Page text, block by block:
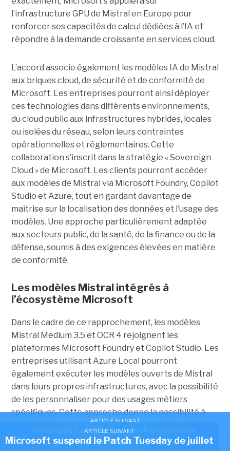
ARTICLE SUIVANT
Microsoft et Mistral renforcent leur
partenariat dans l'IA
l’infrastructure GPU de Mistral en Europe pour
renforcer ses capacités de calcul dédiées à l’IA et
répondre à la demande croissante en services cloud.
L’accord associe également les modèles IA de Mistral
aux briques cloud, de sécurité et de conformité de
Microsoft. Les entreprises pourront ainsi déployer
ces technologies dans différents environnements,
du cloud public aux infrastructures hybrides, locales
ou isolées du réseau, selon leurs contraintes
opérationnelles et réglementaires. Cette
collaboration s’inscrit dans la stratégie « Sovereign
Cloud » de Microsoft. Les clients pourront accéder
aux modèles de Mistral via Microsoft Foundry, Copilot
Studio et Azure, tout en gardant davantage de
maîtrise sur la localisation des données et l’usage des
modèles. Une approche particulièrement adaptée
aux secteurs public, de la santé, de la finance ou de la
défense, soumis à des exigences élevées en matière
de conformité.
Les modèles Mistral intégrés à
l’écosystème Microsoft
Dans le cadre de ce rapprochement, les modèles
Mistral Medium 3.5 et OCR 4 rejoignent les
plateformes Microsoft Foundry et Copilot Studio. Les
entreprises utilisant Azure Local pourront
également exécuter les modèles ouverts de Mistral
dans leurs propres infrastructures, avec la possibilité
de les personnaliser pour des usages métiers
spécifiques.Cette approche donne la possibilité à
Microsoft d’élargir son portefeuille de modèles
disponibles sur Azure au-delà de ses partenariats
ARTICLE SUIVANT
Microsoft suspend le Patch Tuesday de juillet